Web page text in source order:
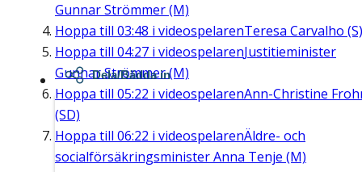
Gunnar Strömmer (M)
Hoppa till 03:48 i videospelarenTeresa Carvalho (S)
Hoppa till 04:27 i videospelarenJustitieminister
Gunnar Strömmer (M)
Hoppa till 05:22 i videospelarenAnn-Christine
(SD)
Hoppa till 06:22 i videospelarenÄldre- och
socialförsäkringsminister Anna Tenje (M)
Dela/Bädda in